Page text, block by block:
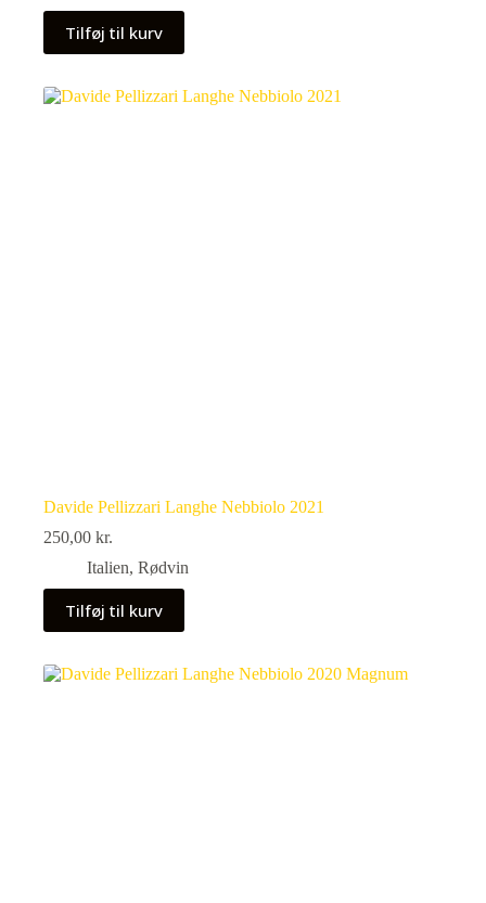
Tilføj til kurv
Davide Pellizzari Langhe Nebbiolo 2021
250,00 kr.
Italien, Rødvin
Tilføj til kurv